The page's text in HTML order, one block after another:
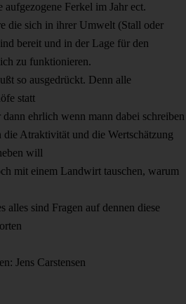
Ferkel im Jahr ect.
die sich in ihrer Umwelt (Stall oder
bereit und in der Lage für den
zu funktionieren.
so ausgedrückt. Denn alle
statt
ehrlich wenn mann dabei schreiben
Atraktivität und die Wertschätzung
will
mit einem Landwirt tauschen, warum
alles sind Fragen auf dennen diese
Jens Carstensen